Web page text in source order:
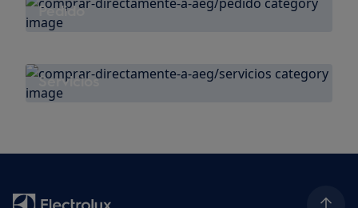
Pedido
Servicios